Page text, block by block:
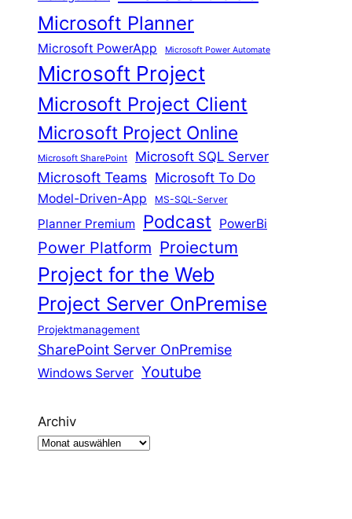
Microsoft Planner
Microsoft PowerApp Microsoft Power Automate
Microsoft Project
Microsoft Project Client
Microsoft Project Online
Microsoft SharePoint Microsoft SQL Server
Microsoft Teams Microsoft To Do
Model-Driven-App MS-SQL-Server
Planner Premium Podcast PowerBi
Power Platform Proiectum
Project for the Web
Project Server OnPremise
Projektmanagement
SharePoint Server OnPremise
Windows Server Youtube
Archiv